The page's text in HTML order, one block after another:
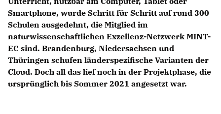
Smartphone, wurde Schritt für Schritt auf rund 300
Schulen ausgedehnt, die Mitglied im
naturwissenschaftlichen Exzellenz-Netzwerk MINT-
EC sind. Brandenburg, Niedersachsen und
Thüringen schufen länderspezifische Varianten der
Cloud. Doch all das lief noch in der Projektphase, die
ursprünglich bis Sommer 2021 angesetzt war.